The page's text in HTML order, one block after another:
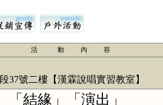
活 動 內 容
號二樓【漢霖說唱實習教室】
結緣」「演出」